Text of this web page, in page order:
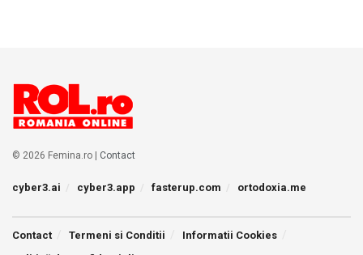
© 2026 Femina.ro | Contact
cyber3.ai cyber3.app fasterup.com ortodoxia.me
Contact Termeni si Conditii
Informatii Cookies